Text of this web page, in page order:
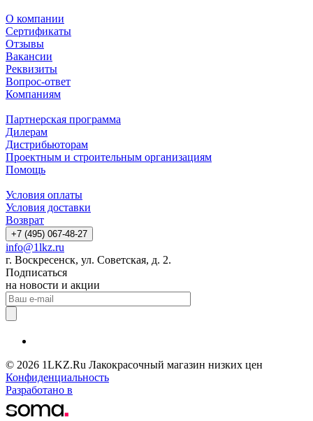
О компании
Сертификаты
Отзывы
Вакансии
Реквизиты
Вопрос-ответ
Компаниям
Партнерская программа
Дилерам
Дистрибьюторам
Проектным и строительным организациям
Помощь
Условия оплаты
Условия доставки
Возврат
+7 (495) 067-48-27
info@1lkz.ru
г. Воскресенск, ул. Советская, д. 2.
Подписаться
на новости и акции
© 2026 1LKZ.Ru Лакокрасочный магазин низких цен
Конфиденциальность
Разработано в